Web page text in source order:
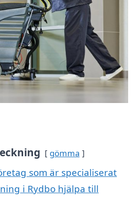
gömma
som är specialiserat
i Rydbo hjälpa till